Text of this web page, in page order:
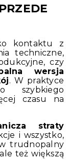
kontaktu z
techniczne,
czy
wersja
. W praktyce
szybkiego
czasu na
straty
i wszystko,
trudnopalny
też większą